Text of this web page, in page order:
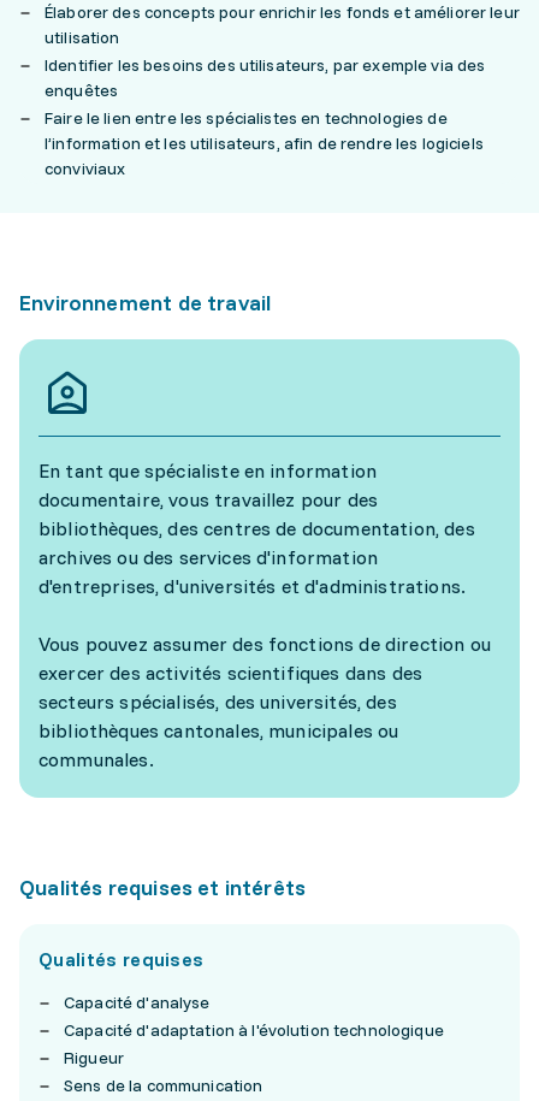
Élaborer des concepts pour enrichir les fonds et améliorer leur
utilisation
Identifier les besoins des utilisateurs, par exemple via des
enquêtes
Faire le lien entre les spécialistes en technologies de
l’information et les utilisateurs, afin de rendre les logiciels
conviviaux
Environnement de travail
En tant que spécialiste en information
documentaire, vous travaillez pour des
bibliothèques, des centres de documentation, des
archives ou des services d'information
d'entreprises, d'universités et d'administrations.
Vous pouvez assumer des fonctions de direction ou
exercer des activités scientifiques dans des
secteurs spécialisés, des universités, des
bibliothèques cantonales, municipales ou
communales.
Qualités requises et intérêts
Qualités requises
Capacité d'analyse
Capacité d'adaptation à l'évolution technologique
Rigueur
Sens de la communication